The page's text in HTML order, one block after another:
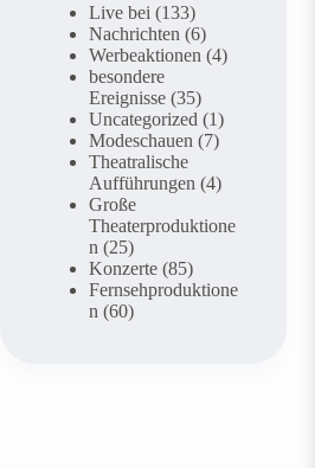
Live bei (133)
Nachrichten (6)
Werbeaktionen (4)
besondere
Ereignisse (35)
Uncategorized (1)
Modeschauen (7)
Theatralische
Aufführungen (4)
Große
Theaterproduktione
n (25)
Konzerte (85)
Fernsehproduktione
n (60)